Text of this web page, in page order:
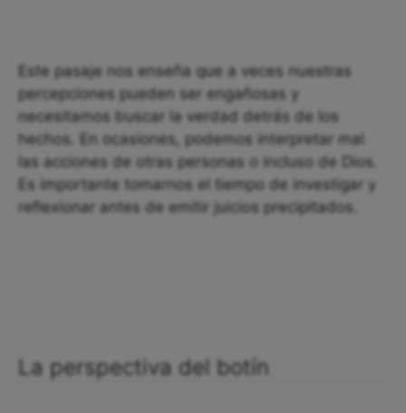
Este pasaje nos enseña que a veces nuestras
percepciones pueden ser engañosas y
necesitamos buscar la verdad detrás de los
hechos. En ocasiones, podemos interpretar mal
las acciones de otras personas o incluso de Dios.
Es importante tomarnos el tiempo de investigar y
reflexionar antes de emitir juicios precipitados.
La perspectiva del botín